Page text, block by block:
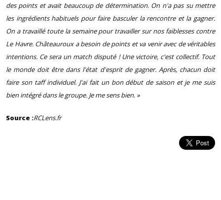
des points et avait beaucoup de détermination. On n'a pas su mettre
les ingrédients habituels pour faire basculer la rencontre et la gagner.
On a travaillé toute la semaine pour travailler sur nos faiblesses contre
Le Havre. Châteauroux a besoin de points et va venir avec de véritables
intentions. Ce sera un match disputé ! Une victoire, c'est collectif. Tout
le monde doit être dans l'état d'esprit de gagner. Après, chacun doit
faire son taff individuel. J'ai fait un bon début de saison et je me suis
bien intégré dans le groupe. Je me sens bien. »
Source :RCLens.fr